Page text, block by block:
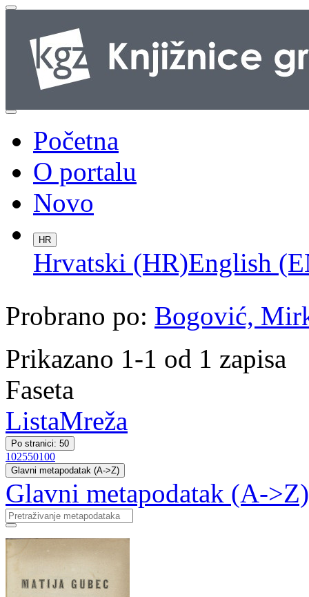
Početna
O portalu
Novo
HR
Hrvatski (HR)English
Probrano po: Bogović,
Prikazano 1-1 od 1 zapisa
Faseta
ListaMreža
Po stranici: 50
102550100
Glavni metapodatak (A->Z)
Glavni metapodatak (A->Z)